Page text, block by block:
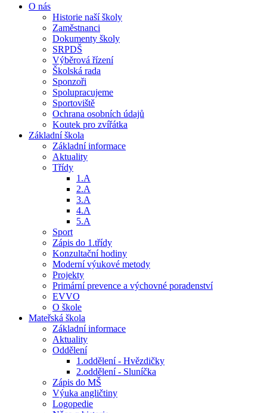
O nás
Historie naší školy
Zaměstnanci
Dokumenty školy
SRPDŠ
Výběrová řízení
Školská rada
Sponzoři
Spolupracujeme
Sportoviště
Ochrana osobních údajů
Koutek pro zvířátka
Základní škola
Základní informace
Aktuality
Třídy
1.A
2.A
3.A
4.A
5.A
Sport
Zápis do 1.třídy
Konzultační hodiny
Moderní výukové metody
Projekty
Primární prevence a výchovné poradenství
EVVO
O škole
Mateřská škola
Základní informace
Aktuality
Oddělení
1.oddělení - Hvězdičky
2.oddělení - Sluníčka
Zápis do MŠ
Výuka angličtiny
Logopedie